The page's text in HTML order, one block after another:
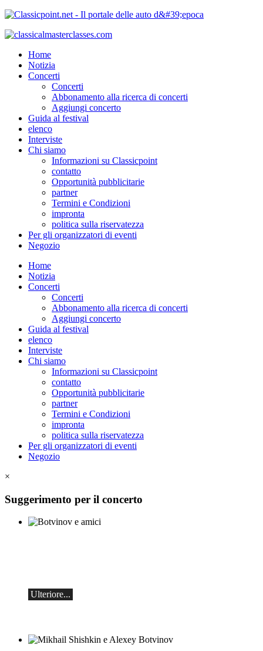
Home
Notizia
Concerti
Concerti
Abbonamento alla ricerca di concerti
Aggiungi concerto
Guida al festival
elenco
Interviste
Chi siamo
Informazioni su Classicpoint
contatto
Opportunità pubblicitarie
partner
Termini e Condizioni
impronta
politica sulla riservatezza
Per gli organizzatori di eventi
Negozio
Home
Notizia
Concerti
Concerti
Abbonamento alla ricerca di concerti
Aggiungi concerto
Guida al festival
elenco
Interviste
Chi siamo
Informazioni su Classicpoint
contatto
Opportunità pubblicitarie
partner
Termini e Condizioni
impronta
politica sulla riservatezza
Per gli organizzatori di eventi
Negozio
×
Suggerimento per il concerto
Ulteriore...